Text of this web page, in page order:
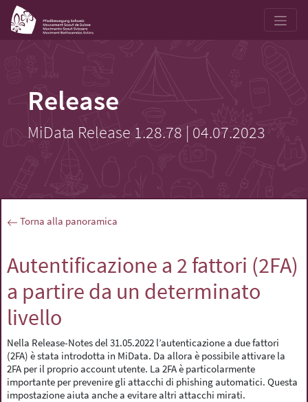
Release
MiData Release 1.28.78 | 04.07.2023
Torna alla panoramica
Autentificazione a 2 fattori (2FA)
a partire da un determinato
livello
Nella Release-Notes del 31.05.2022 l’autenticazione a due fattori
(2FA) è stata introdotta in MiData. Da allora è possibile attivare la
2FA per il proprio account utente. La 2FA è particolarmente
importante per prevenire gli attacchi di phishing automatici. Questa
impostazione aiuta anche a evitare altri attacchi mirati.